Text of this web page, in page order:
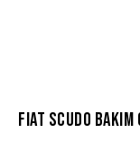
FIAT SCUDO BAKIM